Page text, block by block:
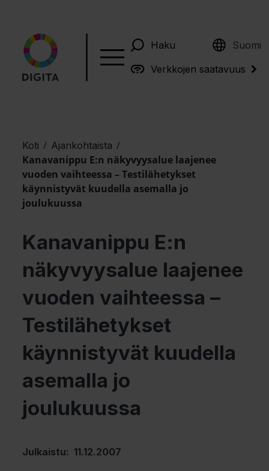
Haku Suomi
English
Verkkojen saatavuus
Koti / Ajankohtaista /
Kanavanippu E:n näkyvyysalue laajenee
vuoden vaihteessa – Testilähetykset
käynnistyvät kuudella asemalla jo
joulukuussa
Kanavanippu E:n
näkyvyysalue laajenee
vuoden vaihteessa –
Testilähetykset
käynnistyvät kuudella
asemalla jo
joulukuussa
Julkaistu: 11.12.2007